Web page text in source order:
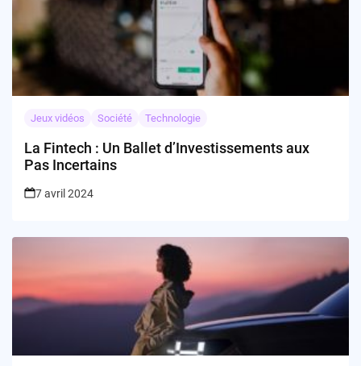
Jeux vidéos Société Technologie
La Fintech : Un Ballet d’Investissements aux
Pas Incertains
7 avril 2024